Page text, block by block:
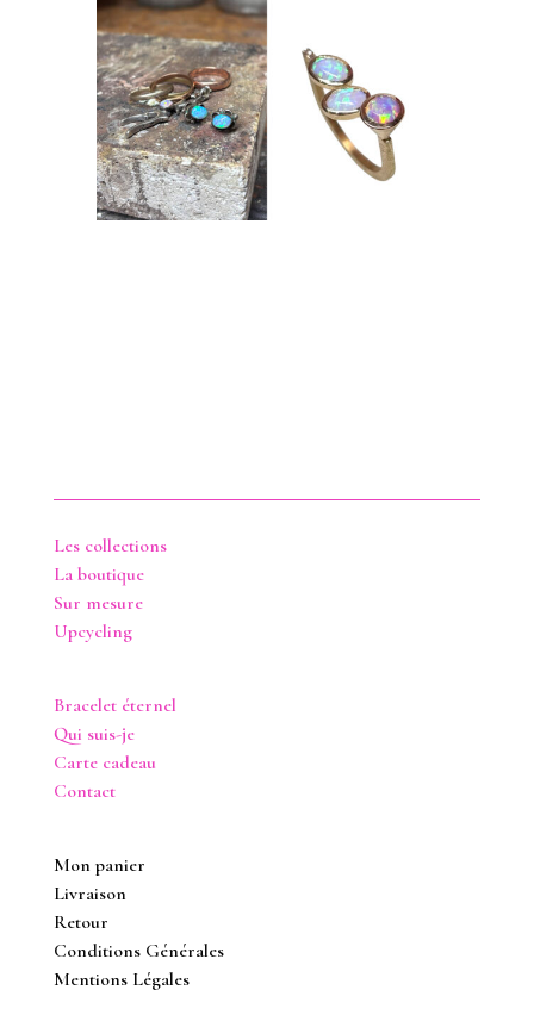
Les collections
La boutique
Sur mesure
Upcycling
Bracelet éternel
Qui suis-je
Carte cadeau
Contact
Mon panier
Livraison
Retour
Conditions Générales
Mentions Légales